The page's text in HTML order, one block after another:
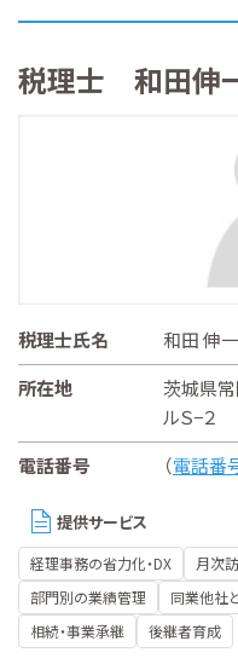
税理士 和田伸
税理士氏名
和田 伸一
所在地
茨城県
ルＳ−２
電話番号
（電話番
提供サービス
経理事務の省力化・DX 月次
部門別の業績管理
同業他社
相続・事業承継
後継者育成